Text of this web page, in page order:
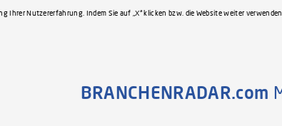
Nutzererfahrung. Indem Sie auf „X“ klicken bzw. die Website weiter
BRANCHENRADAR.com